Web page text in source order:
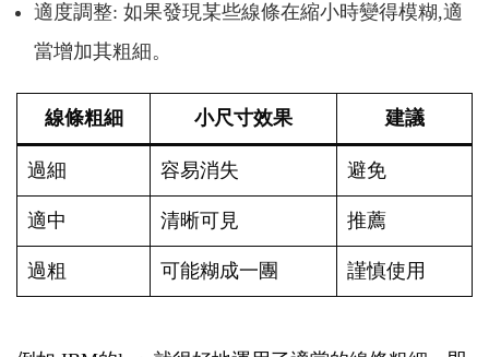
適度調整: 如果發現某些線條在縮小時變得模糊,適
當增加其粗細。
線條粗細 小尺寸效果 建議
過細 容易消失 避免
適中 清晰可見 推薦
過粗 可能糊成一團 謹慎使用